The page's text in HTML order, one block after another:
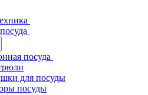
посуда
для посуды
посуды